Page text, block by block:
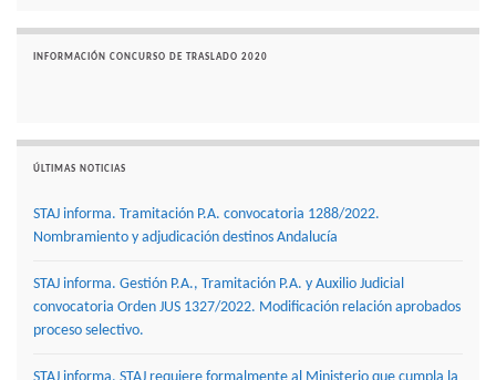
INFORMACIÓN CONCURSO DE TRASLADO 2020
ÚLTIMAS NOTICIAS
STAJ informa. Tramitación P.A. convocatoria 1288/2022.
Nombramiento y adjudicación destinos Andalucía
STAJ informa. Gestión P.A., Tramitación P.A. y Auxilio Judicial
convocatoria Orden JUS 1327/2022. Modificación relación aprobados
proceso selectivo.